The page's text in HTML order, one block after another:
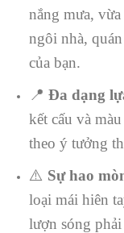
nắng mưa,
ngôi nhà,
của bạn.
📍 Đa dạng
kết cấu và
theo ý tưởng
⚠️ Sự hao
loại mái hiên
lượn sóng